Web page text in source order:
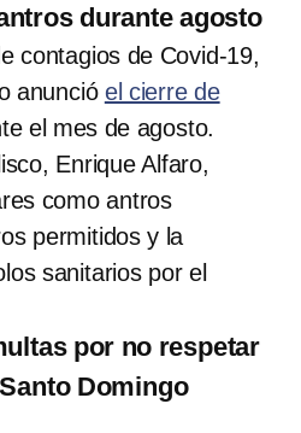
durante agosto
contagios de Covid-19,
anunció el cierre de
el mes de agosto.
Enrique Alfaro,
como antros
permitidos y la
sanitarios por el
por no respetar
Domingo